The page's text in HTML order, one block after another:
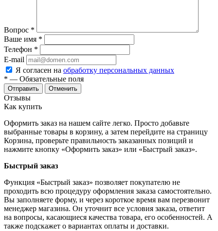
Вопрос *
Ваше имя *
Телефон *
E-mail
Я согласен на обработку персональных данных
* — Обязательные поля
Отменить
Отзывы
Как купить
Оформить заказ на нашем сайте легко. Просто добавьте
выбранные товары в корзину, а затем перейдите на страницу
Корзина, проверьте правильность заказанных позиций и
нажмите кнопку «Оформить заказ» или «Быстрый заказ».
Быстрый заказ
Функция «Быстрый заказ» позволяет покупателю не
проходить всю процедуру оформления заказа самостоятельно.
Вы заполняете форму, и через короткое время вам перезвонит
менеджер магазина. Он уточнит все условия заказа, ответит
на вопросы, касающиеся качества товара, его особенностей. А
также подскажет о вариантах оплаты и доставки.